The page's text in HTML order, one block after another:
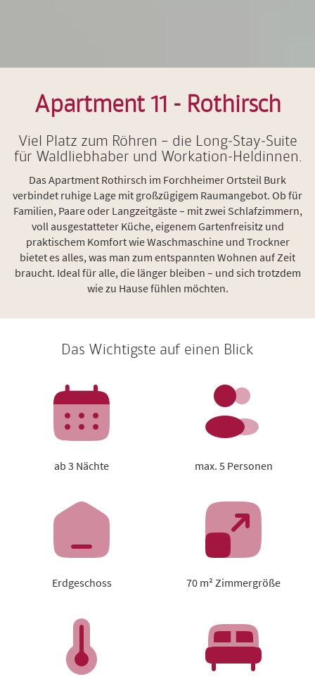
Apartment 11 - Rothirsch
Viel Platz zum Röhren – die Long‑Stay‑Suite
für Waldliebhaber und Workation‑Heldinnen.
Das Apartment Rothirsch im Forchheimer Ortsteil Burk
verbindet ruhige Lage mit großzügigem Raumangebot. Ob für
Familien, Paare oder Langzeitgäste – mit zwei Schlafzimmern,
voll ausgestatteter Küche, eigenem Gartenfreisitz und
praktischem Komfort wie Waschmaschine und Trockner
bietet es alles, was man zum entspannten Wohnen auf Zeit
braucht. Ideal für alle, die länger bleiben – und sich trotzdem
wie zu Hause fühlen möchten.
Das Wichtigste auf einen Blick
ab 3 Nächte max. 5 Personen
Erdgeschoss 70 m² Zimmergröße